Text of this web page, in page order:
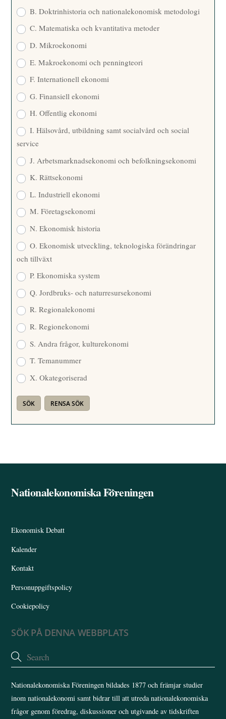
B. Doktrinhistoria och nationalekonomisk metodologi
C. Matematiska och kvantitativa metoder
D. Mikroekonomi
E. Makroekonomi och penningteori
F. Internationell ekonomi
G. Finansiell ekonomi
H. Offentlig ekonomi
I. Hälsovård, utbildning samt socialvård och social
service
J. Arbetsmarknadsekonomi och befolkningsekonomi
K. Rättsekonomi
L. Industriell ekonomi
M. Företagsekonomi
N. Ekonomisk historia
O. Ekonomisk utveckling, teknologiska förändringar
och tillväxt
P. Ekonomiska system
Q. Jordbruks- och naturresursekonomi
R. Regionalekonomi
R. Regionekonomi
S. Andra frågor, kulturekonomi
T. Temanummer
X. Okategoriserad
Back
Nationalekonomiska Föreningen
Ekonomisk Debatt
Kalender
Kontakt
Personuppgiftspolicy
Cookiepolicy
SÖK PÅ DENNA WEBBPLATS
Nationalekonomiska Föreningen bildades 1877 och främjar studier
inom nationalekonomi samt bidrar till att utreda nationalekonomiska
frågor genom föredrag, diskussioner och utgivande av tidskriften